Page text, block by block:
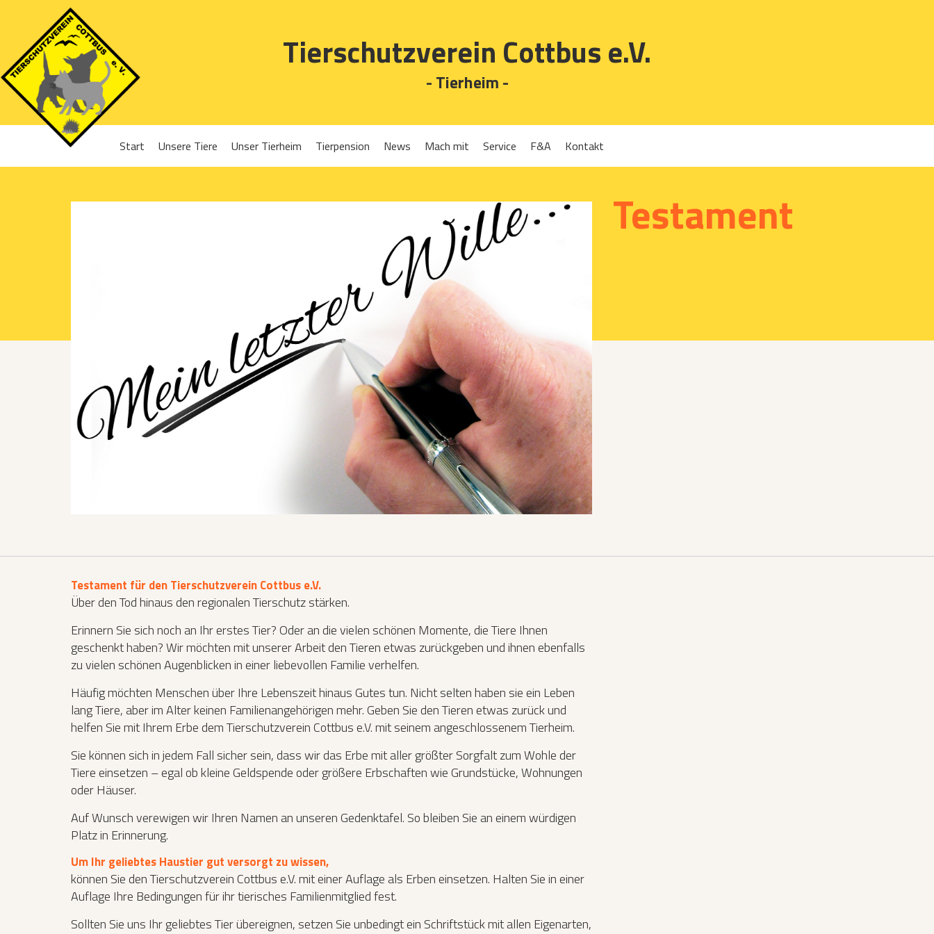
Tierschutzverein Cottbus e.V.
- Tierheim -
Start Unsere Tiere Unser Tierheim
Projekte 2020
Projekte 2021
Projekte 2022
Tierpension News Mach mit
Ehrenamt
Gassigehen
Mitglied werden
Patenschaften
Katzen­futterplätze
Bundesfreiwilligendienst/Praktikum
Testament
Katzen vorlesen
Service
Tierpension
F&A Kontakt
Testament
Testament für den Tierschutzverein Cottbus e.V.
Über den Tod hinaus den regionalen Tierschutz stärken.
Erinnern Sie sich noch an Ihr erstes Tier? Oder an die vielen schönen Momente, die Tiere Ihnen
geschenkt haben? Wir möchten mit unserer Arbeit den Tieren etwas zurückgeben und ihnen ebenfalls
zu vielen schönen Augenblicken in einer liebevollen Familie verhelfen.
Häufig möchten Menschen über Ihre Lebenszeit hinaus Gutes tun. Nicht selten haben sie ein Leben
lang Tiere, aber im Alter keinen Familienangehörigen mehr. Geben Sie den Tieren etwas zurück und
helfen Sie mit Ihrem Erbe dem Tierschutzverein Cottbus e.V. mit seinem angeschlossenem Tierheim.
Sie können sich in jedem Fall sicher sein, dass wir das Erbe mit aller größter Sorgfalt zum Wohle der
Tiere einsetzen – egal ob kleine Geldspende oder größere Erbschaften wie Grundstücke, Wohnungen
oder Häuser.
Auf Wunsch verewigen wir Ihren Namen an unseren Gedenktafel. So bleiben Sie an einem würdigen
Platz in Erinnerung.
Um Ihr geliebtes Haustier gut versorgt zu wissen,
können Sie den Tierschutzverein Cottbus e.V. mit einer Auflage als Erben einsetzen. Halten Sie in einer
Auflage Ihre Bedingungen für ihr tierisches Familienmitglied fest.
Sollten Sie uns Ihr geliebtes Tier übereignen, setzen Sie unbedingt ein Schriftstück mit allen Eigenarten,